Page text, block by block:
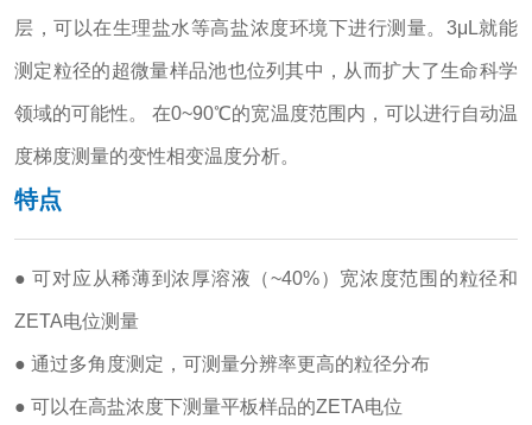
层，可以在生理盐水等高盐浓度环境下进行测量。3μL就能
测定粒径的超微量样品池也位列其中，从而扩大了生命科学
领域的可能性。 在0~90℃的宽温度范围内，可以进行自动温
度梯度测量的变性相变温度分析。
特点
● 可对应从稀薄到浓厚溶液（~40%）宽浓度范围的粒径和
ZETA电位测量
● 通过多角度测定，可测量分辨率更高的粒径分布
● 可以在高盐浓度下测量平板样品的ZETA电位